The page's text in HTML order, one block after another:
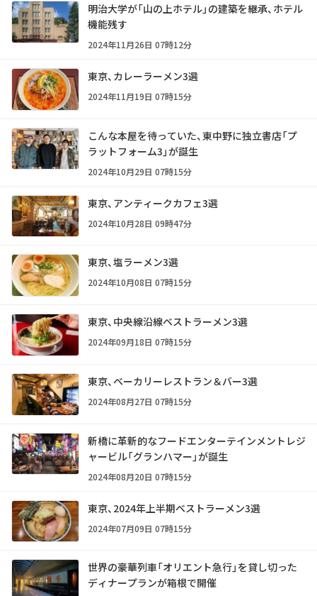
明治大学が「山の上ホテル」の建築を継承、ホテル
機能残す
2024年11月26日 07時12分
東京、カレーラーメン3選
2024年11月19日 07時15分
こんな本屋を待っていた、東中野に独立書店「プ
ラットフォーム3」が誕生
2024年10月29日 07時15分
東京、アンティークカフェ3選
2024年10月28日 09時47分
東京、塩ラーメン3選
2024年10月08日 07時15分
東京、中央線沿線ベストラーメン3選
2024年09月18日 07時15分
東京、ベーカリーレストラン＆バー3選
2024年08月27日 07時15分
新橋に革新的なフードエンターテインメントレジ
ャービル「グランハマー」が誕生
2024年08月20日 07時15分
東京、2024年上半期ベストラーメン3選
2024年07月09日 07時15分
世界の豪華列車「オリエント急行」を貸し切った
ディナープランが箱根で開催